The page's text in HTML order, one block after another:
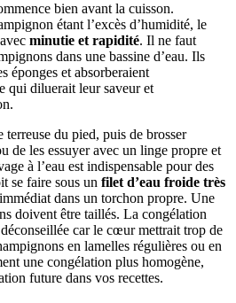
bien avant la cuisson.
étant l’excès d’humidité, le
minutie et rapidité. Il ne faut
dans une bassine d’eau. Ils
éponges et absorberaient
qui diluerait leur saveur et
terreuse du pied, puis de brosser
de les essuyer avec un linge propre et
à l’eau est indispensable pour des
se faire sous un filet d’eau froide très
dans un torchon propre. Une
doivent être taillés. La congélation
car le cœur mettrait trop de
en lamelles régulières ou en
une congélation plus homogène,
future dans vos recettes.